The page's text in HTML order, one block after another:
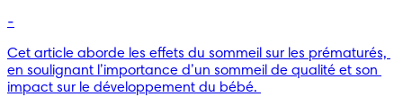
-
Cet article aborde les effets du sommeil sur les prématurés,
en soulignant l’importance d’un sommeil de qualité et son
impact sur le développement du bébé.